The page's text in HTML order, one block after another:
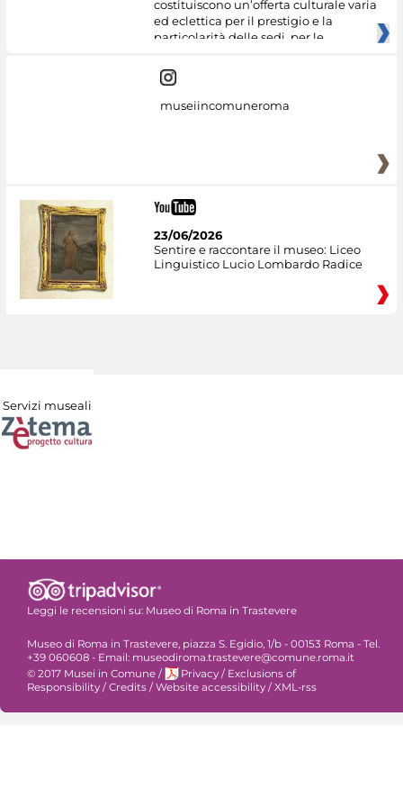
costituiscono un’offerta culturale varia
ed eclettica per il prestigio e la
particolarità delle sedi, per le
museiincomuneroma
23/06/2026
Sentire e raccontare il museo: Liceo
Linguistico Lucio Lombardo Radice
Servizi museali
Leggi le recensioni su: Museo di Roma in Trastevere
Museo di Roma in Trastevere, piazza S. Egidio, 1/b - 00153 Roma - Tel.
+39 060608 - Email: museodiroma.trastevere@comune.roma.it
© 2017 Musei in Comune / Privacy / Exclusions of
Responsibility /Credits /Website accessibility /XML-rss